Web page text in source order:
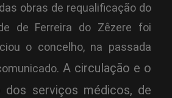
obras de requalificação do
de Ferreira do Zêzere foi
o concelho, na passada
A circulação e o
dos serviços médicos, de